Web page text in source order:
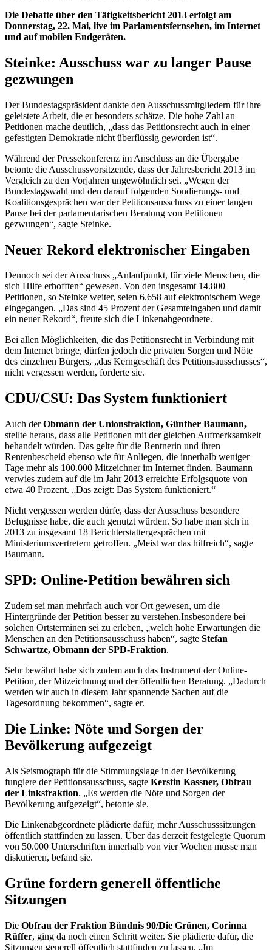
Die Debatte über den Tätigkeitsbericht 2013 erfolgt am
Donnerstag, 22. Mai, live im Parlamentsfernsehen, im Internet
und auf mobilen Endgeräten.
Steinke: Ausschuss war zu langer Pause
gezwungen
Der Bundestagspräsident dankte den Ausschussmitgliedern für ihre
geleistete Arbeit, die er besonders schätze. Die hohe Zahl an
Petitionen mache deutlich, „dass das Petitionsrecht auch in einer
gefestigten Demokratie nicht überflüssig geworden ist“.
Während der Pressekonferenz im Anschluss an die Übergabe
betonte die Ausschussvorsitzende, dass der Jahresbericht 2013 im
Vergleich zu den Vorjahren ungewöhnlich sei. „Wegen der
Bundestagswahl und den darauf folgenden Sondierungs- und
Koalitionsgesprächen war der Petitionsausschuss zu einer langen
Pause bei der parlamentarischen Beratung von Petitionen
gezwungen“, sagte Steinke.
Neuer Rekord elektronischer Eingaben
Dennoch sei der Ausschuss „Anlaufpunkt, für viele Menschen, die
sich Hilfe erhofften“ gewesen. Von den insgesamt 14.800
Petitionen, so Steinke weiter, seien 6.658 auf elektronischem Wege
eingegangen. „Das sind 45 Prozent der Gesamteingaben und damit
ein neuer Rekord“, freute sich die Linkenabgeordnete.
Bei allen Möglichkeiten, die das Petitionsrecht in Verbindung mit
dem Internet bringe, dürfen jedoch die privaten Sorgen und Nöte
des einzelnen Bürgers, „das Kerngeschäft des Petitionsausschusses“,
nicht vergessen werden, forderte sie.
CDU/CSU: Das System funktioniert
Auch derObmann der Unionsfraktion, Günther Baumann,
stellte heraus, dass alle Petitionen mit der gleichen Aufmerksamkeit
behandelt würden. Das gelte für die Rentnerin und ihren
Rentenbescheid ebenso wie für Anliegen, die innerhalb weniger
Tage mehr als 100.000 Mitzeichner im Internet finden. Baumann
verwies zudem auf die im Jahr 2013 erreichte Erfolgsquote von
etwa 40 Prozent. „Das zeigt: Das System funktioniert.“
Nicht vergessen werden dürfe, dass der Ausschuss besondere
Befugnisse habe, die auch genutzt würden. So habe man sich in
2013 zu insgesamt 18 Berichterstattergesprächen mit
Ministeriumsvertretern getroffen. „Meist war das hilfreich“, sagte
Baumann.
SPD: Online-Petition bewähren sich
Zudem sei man mehrfach auch vor Ort gewesen, um die
Hintergründe der Petition besser zu verstehen.Insbesondere bei
solchen Ortsterminen sei zu erleben, „welch hohe Erwartungen die
Menschen an den Petitionsausschuss haben“, sagte Stefan
Schwartze, Obmann der SPD-Fraktion.
Sehr bewährt habe sich zudem auch das Instrument der Online-
Petition, der Mitzeichnung und der öffentlichen Beratung. „Dadurch
werden wir auch in diesem Jahr spannende Sachen auf die
Tagesordnung bekommen“, sagte er.
Die Linke: Nöte und Sorgen der
Bevölkerung aufgezeigt
Als Seismograph für die Stimmungslage in der Bevölkerung
fungiere der Petitionsausschuss, sagte Kerstin Kassner, Obfrau
der Linksfraktion. „Es werden die Nöte und Sorgen der
Bevölkerung aufgezeigt“, betonte sie.
Die Linkenabgeordnete plädierte dafür, mehr Ausschusssitzungen
öffentlich stattfinden zu lassen. Über das derzeit festgelegte Quorum
von 50.000 Unterschriften innerhalb von vier Wochen müsse man
diskutieren, befand sie.
Grüne fordern generell öffentliche
Sitzungen
Die Obfrau der Fraktion Bündnis 90/Die Grünen, Corinna
Rüffer, ging da noch einen Schritt weiter. Sie plädierte dafür, die
Sitzungen generell öffentlich stattfinden zu lassen. „Im